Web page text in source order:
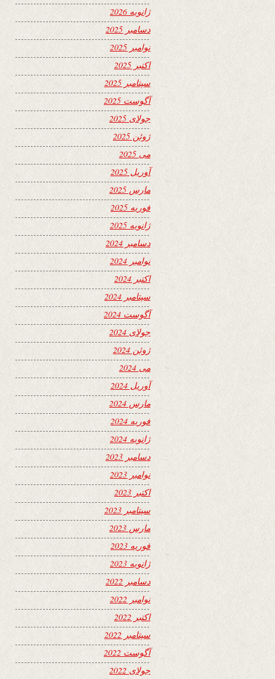
ژانویه 2026
دسامبر 2025
نوامبر 2025
اکتبر 2025
سپتامبر 2025
آگوست 2025
جولای 2025
ژوئن 2025
می 2025
آوریل 2025
مارس 2025
فوریه 2025
ژانویه 2025
دسامبر 2024
نوامبر 2024
اکتبر 2024
سپتامبر 2024
آگوست 2024
جولای 2024
ژوئن 2024
می 2024
آوریل 2024
مارس 2024
فوریه 2024
ژانویه 2024
دسامبر 2023
نوامبر 2023
اکتبر 2023
سپتامبر 2023
مارس 2023
فوریه 2023
ژانویه 2023
دسامبر 2022
نوامبر 2022
اکتبر 2022
سپتامبر 2022
آگوست 2022
جولای 2022